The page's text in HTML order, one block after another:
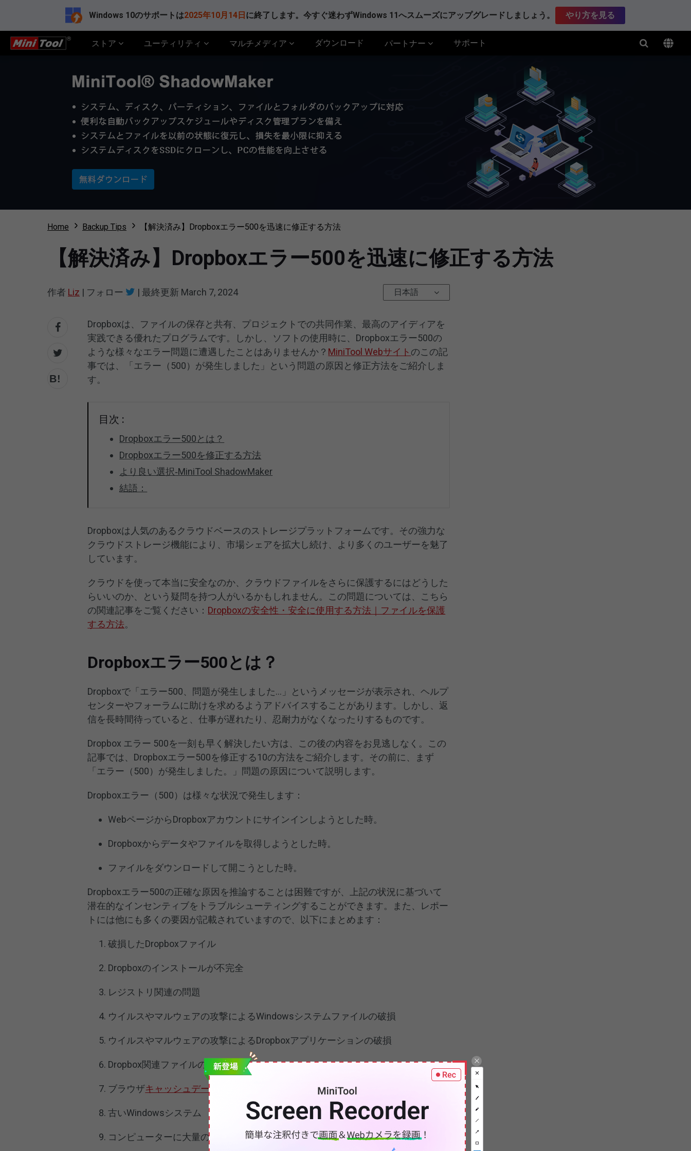
Windows 10のサポートは2025年10月14日 に終了します。今すぐ迷わずWindows 11へスムーズにアップグレードしましょう。 やり方を見る
ストア ユーティリティ マルチメディア ダウンロード パートナー サポート
Home Backup Tips 【解決済み】Dropboxエラー500を迅速に修正する方法
【解決済み】Dropboxエラー500を迅速に修正する方法
作者 Liz | フォロー | 最終更新 March 7, 2024 日本語
Dropboxは、ファイルの保存と共有、プロジェクトでの共同作業、最高のアイディアを
実践できる優れたプログラムです。しかし、ソフトの使用時に、Dropboxエラー500の
ような様々なエラー問題に遭遇したことはありませんか？ MiniTool Webサイト のこの記
事では、「エラー（500）が発生しました」という問題の原因と修正方法をご紹介しま
す。
目次 :
Dropboxエラー500とは？
Dropboxエラー500を修正する方法
より良い選択‐MiniTool ShadowMaker
結語：
Dropboxは人気のあるクラウドベースのストレージプラットフォームです。その強力な
クラウドストレージ機能により、市場シェアを拡大し続け、より多くのユーザーを魅了
しています。
クラウドを使って本当に安全なのか、クラウドファイルをさらに保護するにはどうした
らいいのか、という疑問を持つ人がいるかもしれません。この問題については、こちら
の関連記事をご覧ください： Dropboxの安全性・安全に使用する方法｜ファイルを保護
する方法。
Dropboxエラー500とは？
Dropboxで「エラー500、問題が発生しました…」というメッセージが表示され、ヘルプ
センターやフォーラムに助けを求めるようアドバイスすることがあります。しかし、返
信を長時間待っていると、仕事が遅れたり、忍耐力がなくなったりするものです。
Dropbox エラー 500を一刻も早く解決したい方は、この後の内容をお見逃しなく。この
記事では、Dropboxエラー500を修正する10の方法をご紹介します。その前に、まず
「エラー（500）が発生しました。」問題の原因について説明します。
Dropboxエラー（500）は様々な状況で発生します：
WebページからDropboxアカウントにサインインしようとした時。
Dropboxからデータやファイルを取得しようとした時。
ファイルをダウンロードして開こうとした時。
Dropboxエラー500の正確な原因を推論することは困難ですが、上記の状況に基づいて
潜在的なインセンティブをトラブルシューティングすることができます。また、レポー
トには他にも多くの要因が記載されていますので、以下にまとめます：
破損したDropboxファイル
Dropboxのインストールが不完全
レジストリ関連の問題
ウイルスやマルウェアの攻撃によるWindowsシステムファイルの破損
ウイルスやマルウェアの攻撃によるDropboxアプリケーションの破損
Dropbox関連ファイルの紛失
ブラウザキャッシュデータ
古いWindowsシステム
コンピューターに大量の不要なファイルやフォルダーがある